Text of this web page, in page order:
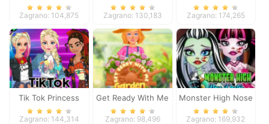
Breakfast
Zagrano: 104,875
Fashion Frosty Girl
Zagrano: 130,183
Realife
Zagrano: 174,265
Tik Tok Princess
Zagrano: 144,314
Get Ready With Me
Garden Decoration
Zagrano: 98,496
Monster High Nose
Doctor
Zagrano: 169,932